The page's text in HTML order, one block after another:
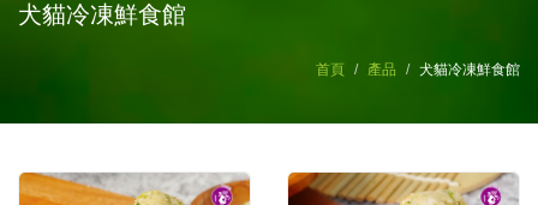
犬貓冷凍鮮食館
首頁 產品 犬貓冷凍鮮食館